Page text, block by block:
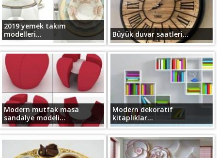
2019 yemek takım
modelleri...
Büyük duvar saatleri...
Modern mutfak masa
sandalye modeli...
Modern dekoratif
kitaplıklar...